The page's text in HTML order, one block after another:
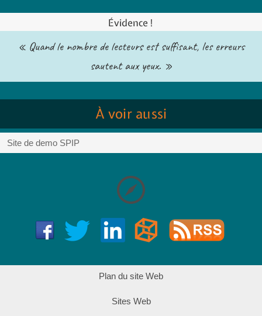
Évidence !
« Quand le nombre de lecteurs est suffisant, les erreurs
sautent aux yeux. »
À voir aussi
Site de demo SPIP
Plan du site Web
Sites Web